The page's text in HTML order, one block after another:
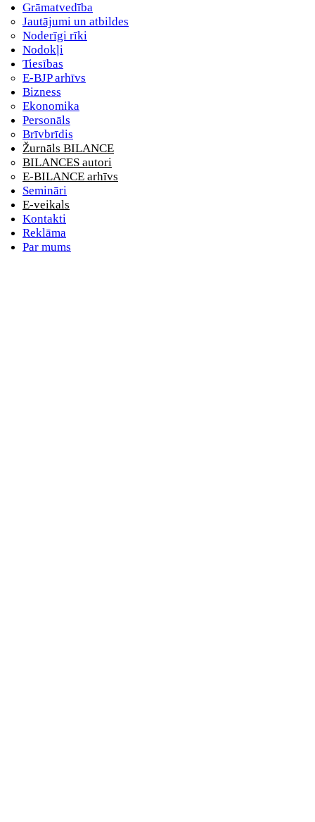
Grāmatvedība
Jautājumi un atbildes
Noderīgi rīki
Nodokļi
Tiesības
E-BJP arhīvs
Bizness
Ekonomika
Personāls
Brīvbrīdis
Žurnāls BILANCE
BILANCES autori
E-BILANCE arhīvs
Semināri
E-veikals
Kontakti
Reklāma
Par mums